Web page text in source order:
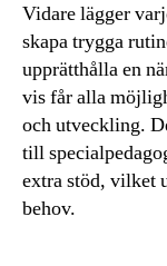
Vidare lägger
skapa trygga
upprätthålla en
vis får alla
och utveckling.
till
extra stöd, vilket
behov.